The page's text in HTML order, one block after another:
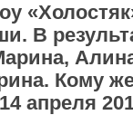
В
Кому
апреля